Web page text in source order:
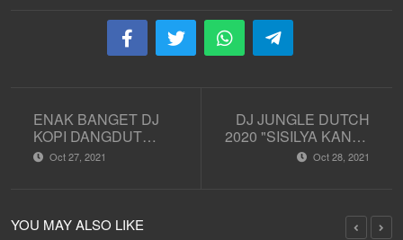
ENAK BANGET DJ
KOPI DANGDUT
BREABEAT BY DJ
Oct 27, 2021
DJ JUNGLE DUTCH
2020 "SISILYA KANYA
PERFORMANCE"
Oct 28, 2021
YOU MAY ALSO LIKE